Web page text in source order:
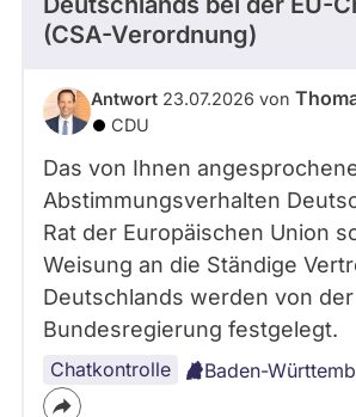
(CSA-Verordnung)
Antwort 23.07.2026 von
CDU
Das von Ihnen
Abstimmungsverhalten
Rat der Europäischen Union
Weisung an die Ständige
Deutschlands werden von der
Bundesregierung festgelegt.
Chatkontrolle Baden-